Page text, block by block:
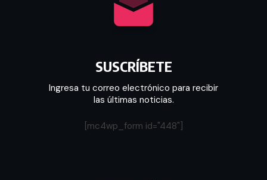
SUSCRÍBETE
Ingresa tu correo electrónico para recibir
las últimas noticias.
[mc4wp_form id="448"]